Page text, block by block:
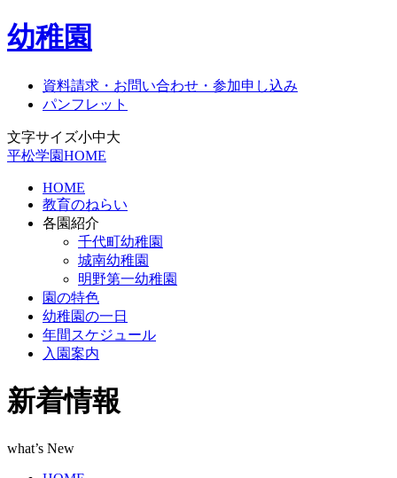
幼稚園
資料請求・お問い合わせ・参加申し込み
パンフレット
文字サイズ小中大
平松学園HOME
HOME
教育のねらい
各園紹介
千代町幼稚園
城南幼稚園
明野第一幼稚園
園の特色
幼稚園の一日
年間スケジュール
入園案内
新着情報
what’s New